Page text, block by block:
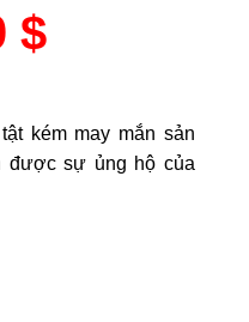
$
kém may mắn sản
được sự ủng hộ của